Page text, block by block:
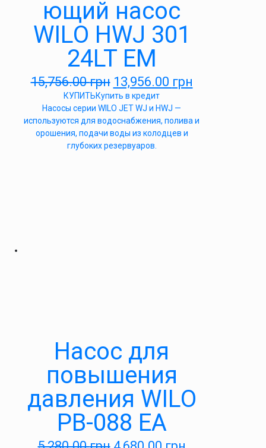
ющий насос
WILO HWJ 301
24LT EM
15,756.00грн 13,956.00 грн
КУПИТЬКупить в кредит
Насосы серии WILO JET WJ и HWJ —
используются для водоснабжения, полива и
орошения, подачи воды из колодцев и
глубоких резервуаров.
Насос для
повышения
давления WILO
PB-088 ЕА